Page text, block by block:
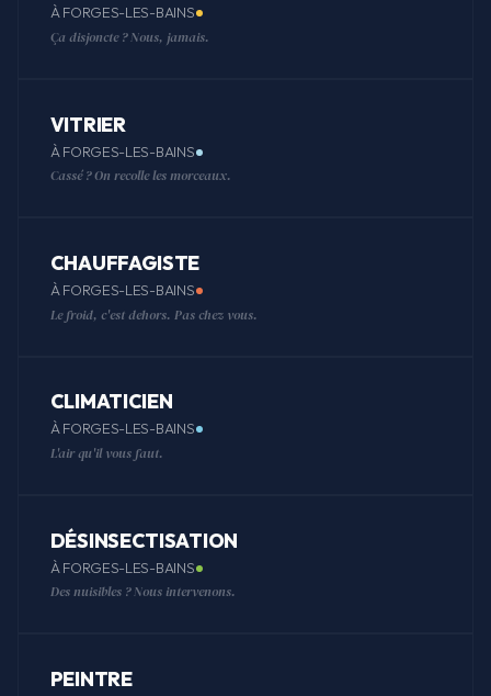
À FORGES-LES-BAINS
Ça disjoncte ? Nous, jamais.
VITRIER
À FORGES-LES-BAINS
Cassé ? On recolle les morceaux.
CHAUFFAGISTE
À FORGES-LES-BAINS
Le froid, c'est dehors. Pas chez vous.
CLIMATICIEN
À FORGES-LES-BAINS
L'air qu'il vous faut.
DÉSINSECTISATION
À FORGES-LES-BAINS
Des nuisibles ? Nous intervenons.
PEINTRE